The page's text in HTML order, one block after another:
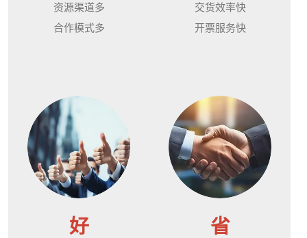
资源渠道多
合作模式多
交货效率快
开票服务快
好 省